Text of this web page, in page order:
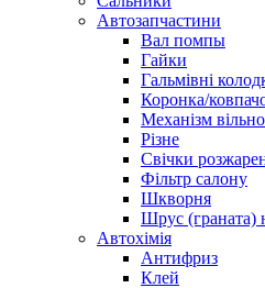
Автозапчастини
Вал помпы
Гайки
Гальмівні
Коронка/
Механізм
Різне
Свічки
Фільтр салону
Шкворня
Шрус (граната)
Автохімія
Антифриз
Клей